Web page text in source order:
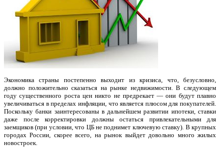
Экономика страны постепенно выходит из кризиса, что, безусловно,
должно положительно сказаться на рынке недвижимости. В следующем
году существенного роста цен никто не предрекает — они будут плавно
увеличиваться в пределах инфляции, что является плюсом для покупателей.
Поскольку банки заинтересованы в дальнейшем развитии ипотеки, ставки
даже после корректировки должны остаться привлекательными для
заемщиков (при условии, что ЦБ не поднимет ключевую ставку). В крупных
городах России, скорее всего, на рынок выйдет довольно много жилых
новостроек.